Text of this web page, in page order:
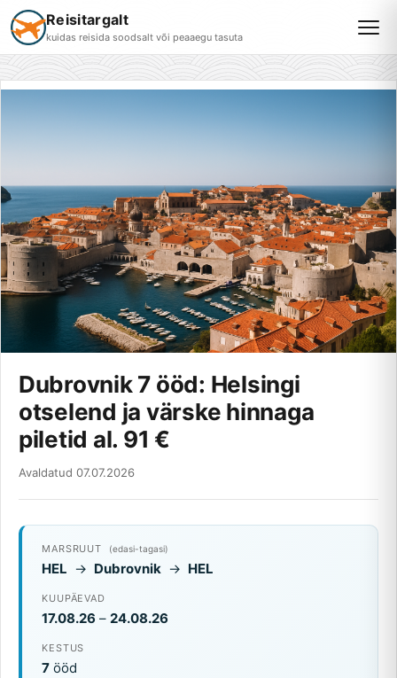
Reisitargalt
kuidas reisida soodsalt või peaaegu tasuta
Dubrovnik 7 ööd: Helsingi
otselend ja värske hinnaga
piletid al. 91 €
Avaldatud 07.07.2026
MARSRUUT (edasi-tagasi)
HEL → Dubrovnik → HEL
KUUPÄEVAD
17.08.26 – 24.08.26
KESTUS
7 ööd